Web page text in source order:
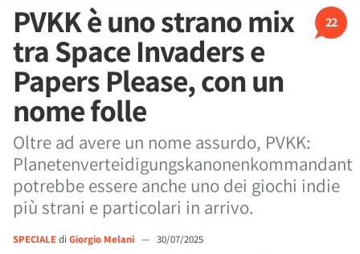
22
PVKK è uno strano mix
tra Space Invaders e
Papers Please, con un
nome folle
Oltre ad avere un nome assurdo, PVKK:
Planetenverteidigungskanonenkommandant
potrebbe essere anche uno dei giochi indie
più strani e particolari in arrivo.
SPECIALEdi Giorgio Melani — 30/07/2025